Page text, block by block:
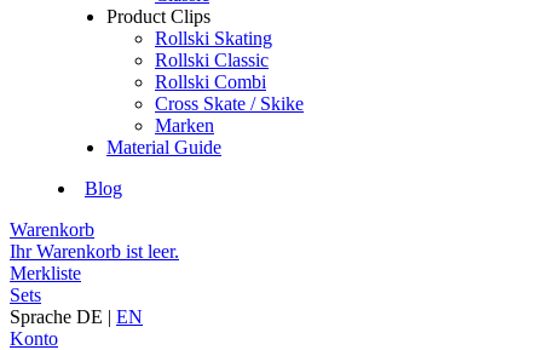
Product Clips
Rollski Skating
Rollski Classic
Rollski Combi
Cross Skate / Skike
Marken
Material Guide
Blog
Warenkorb
Ihr Warenkorb ist leer.
Merkliste
Sets
Sprache DE | EN
Konto